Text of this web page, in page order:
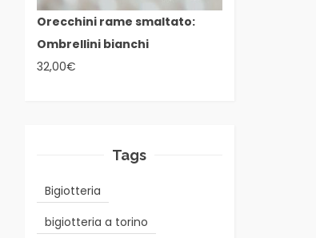
Orecchini rame smaltato:
Ombrellini bianchi
32,00€
Tags
Bigiotteria
bigiotteria a torino